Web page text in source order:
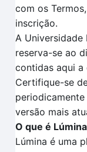
com os
inscrição.
A Universidade
reserva-se ao
contidas aqui a
Certifique-se
versão mais
O que é
Lúmina é uma